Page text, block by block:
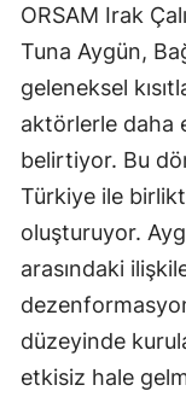
ORSAM Irak
Tuna Aygün,
geleneksel
aktörlerle daha
belirtiyor. Bu
Türkiye ile
oluşturuyor.
arasındaki
düzeyinde
etkisiz hale